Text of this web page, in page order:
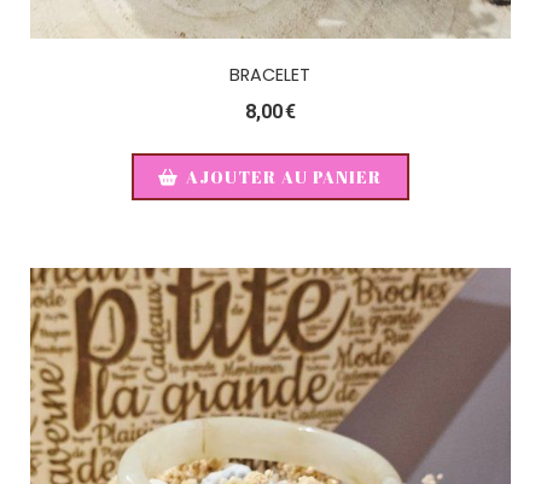
BRACELET
8,00€
AJOUTER AU PANIER